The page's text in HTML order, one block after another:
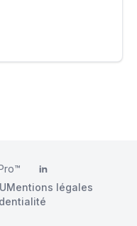
LinkedIn
Mentions légales